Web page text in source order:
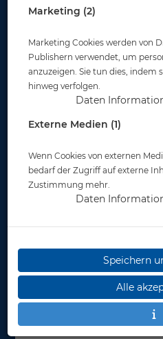
Apeks Geräteflosse -
Orange - Gr: M
Artikelnr.: apk-FA2470808M
Herstellerpreis: 179,00 €
Marketing (2)
Marketing Cookies werden von
Publishern verwendet, um
anzuzeigen. Sie tun dies, indem
hinweg verfolgen.
Daten
Externe Medien (1)
Wenn Cookies von externen
bedarf der Zugriff auf externe
Zustimmung mehr.
Daten
Speichern
Alle